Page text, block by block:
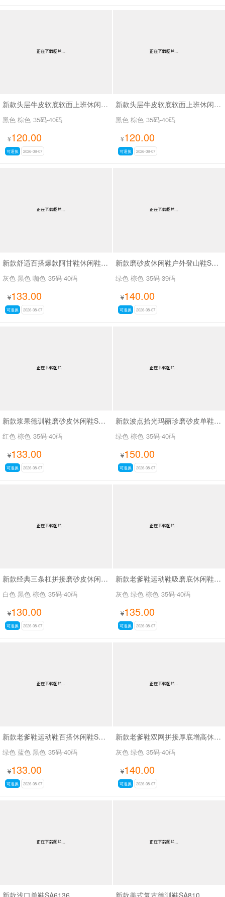
新款头层牛皮软底软面上班休闲百搭女鞋SA3075
黑色 棕色 35码-40码
¥120.00
可退换 2026-08-07
新款头层牛皮软底软面上班休闲百搭女鞋SA3076
黑色 棕色 35码-40码
¥120.00
可退换 2026-08-07
新款舒适百搭爆款阿甘鞋休闲鞋SA6876
灰色 黑色 咖色 35码-40码
¥133.00
可退换 2026-08-07
新款磨砂皮休闲鞋户外登山鞋SA5122
绿色 棕色 35码-39码
¥140.00
可退换 2026-08-07
新款浆果德训鞋磨砂皮休闲鞋SA3706
红色 棕色 35码-40码
¥133.00
可退换 2026-08-07
新款波点拾光玛丽珍磨砂皮单鞋SA3066-3
绿色 棕色 35码-40码
¥150.00
可退换 2026-08-07
新款经典三条杠拼接磨砂皮休闲鞋SA2777
白色 黑色 棕色 35码-40码
¥130.00
可退换 2026-08-07
新款老爹鞋运动鞋吸磨底休闲鞋SA26776
灰色 绿色 棕色 35码-40码
¥135.00
可退换 2026-08-07
新款老爹鞋运动鞋百搭休闲鞋SA26775
绿色 蓝色 黑色 35码-40码
¥133.00
可退换 2026-08-07
新款老爹鞋双网拼接厚底增高休闲鞋SA9325
灰色 绿色 35码-40码
¥140.00
可退换 2026-08-07
新款浅口单鞋SA6136 新款美式复古德训鞋SA810